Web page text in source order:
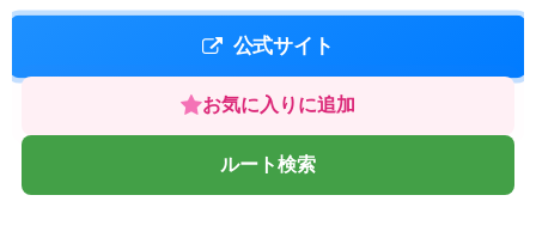
公式サイト
お気に入りに追加
ルート検索